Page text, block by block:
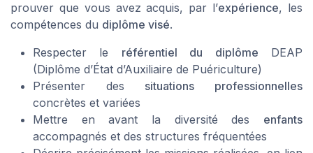
prouver que vous avez acquis, par l’expérience, les
compétences du diplôme visé.
Respecter le référentiel du diplôme DEAP
(Diplôme d’État d’Auxiliaire de Puériculture)
Présenter des situations professionnelles
concrètes et variées
Mettre en avant la diversité des enfants
accompagnés et des structures fréquentées